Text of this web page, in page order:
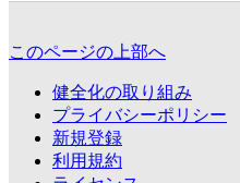
このページの上部へ
健全化の取り組み
プライバシーポリシー
新規登録
利用規約